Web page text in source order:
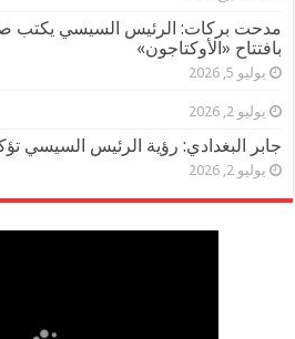
مدحت بركات: الرئيس السيسي يكتب
بافتتاح «الأوكتاجون»
يوليو 5, 2026
يوليو 2, 2026
جابر البغدادي: رؤية الرئيس السيسي
يوليو 2, 2026